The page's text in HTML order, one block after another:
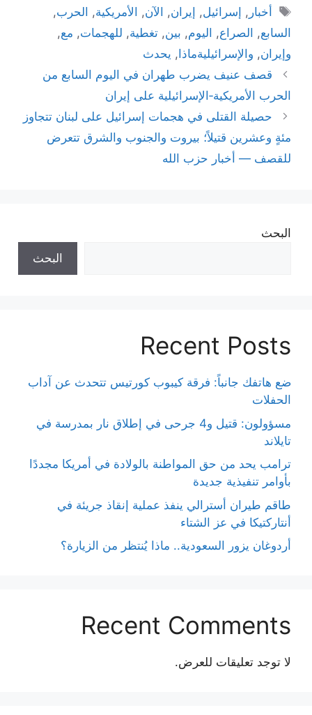
الوسوم
أخبار , إسرائيل, إيران, الآن, الأمريكية, الحرب,
السابع, الصراع, اليوم, بين, تغطية, للهجمات, مع,
وإيران, والإسرائيليةماذا , يحدث
قصف عنيف يضرب طهران في اليوم السابع من
الحرب الأمريكية‑الإسرائيلية على إيران
حصيلة القتلى في هجمات إسرائيل على لبنان تتجاوز
مئةٍ وعشرين قتيلاً؛ بيروت والجنوب والشرق تتعرض
للقصف — أخبار حزب الله
البحث
البحث
Recent Posts
ضع هاتفك جانباً: فرقة كيبوب كورتيس تتحدث عن آداب
الحفلات
مسؤولون: قتيل و4 جرحى في إطلاق نار بمدرسة في
تايلاند
ترامب يحد من حق المواطنة بالولادة في أمريكا مجددًا
بأوامر تنفيذية جديدة
طاقم طيران أسترالي ينفذ عملية إنقاذ جريئة في
أنتاركتيكا في عز الشتاء
أردوغان يزور السعودية.. ماذا يُنتظر من الزيارة؟
Recent Comments
لا توجد تعليقات للعرض.